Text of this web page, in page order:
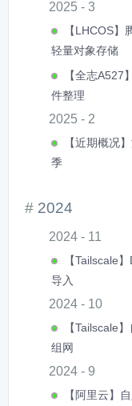
2025 - 3
【LHCOS
轻量对象存储
【全志A527
件整理
2025 - 2
【近期概况
季
2024
2024 - 11
【Tailscale
导入
2024 - 10
【Tailscale
组网
2024 - 9
【阿里云】